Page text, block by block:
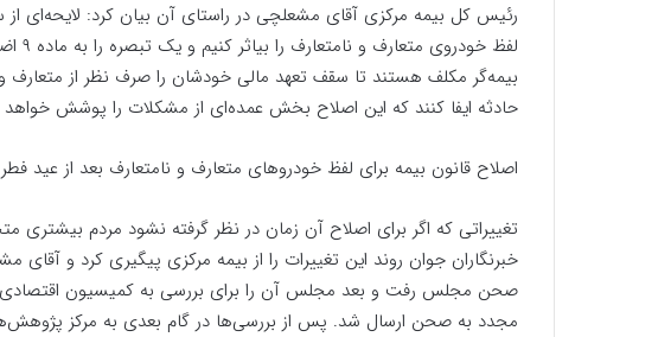
رئیس کل بیمه مرکزی آقای مشعلچی در راستای آن بیان کرد: لایحه‌ای
لفظ
بیمه‌گر مکلف هستند تا سقف تعهد مالی خودشان را صرف نظر از متعارف
حادثه ایفا کنند که این اصلاح بخش عمده‌ای از مشکلات را پوشش خواهد
اصلاح قانون بیمه برای لفظ خودروهای متعارف و نامتعارف بعد از عید فطر
تغییراتی که اگر برای اصلاح آن زمان در نظر گرفته نشود مردم
خبرنگاران جوان روند این تغییرات را از بیمه مرکزی پیگیری کرد و
صحن مجلس رفت و بعد مجلس آن را برای بررسی به کمیسیون اقتصادی
مجدد به صحن ارسال شد. پس از بررسی‌ها در گام بعدی به مرکز